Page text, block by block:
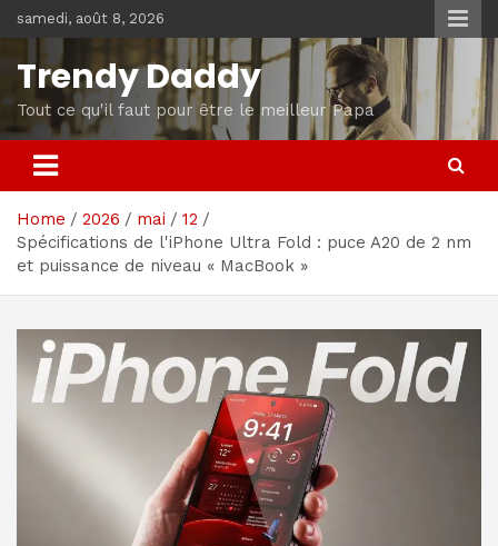
to
content
samedi, août 8, 2026
Trendy Daddy
Tout ce qu'il faut pour être le meilleur Papa
Home 2026 mai
12
Spécifications de l'iPhone Ultra Fold : puce A20 de 2 nm
et puissance de niveau « MacBook »